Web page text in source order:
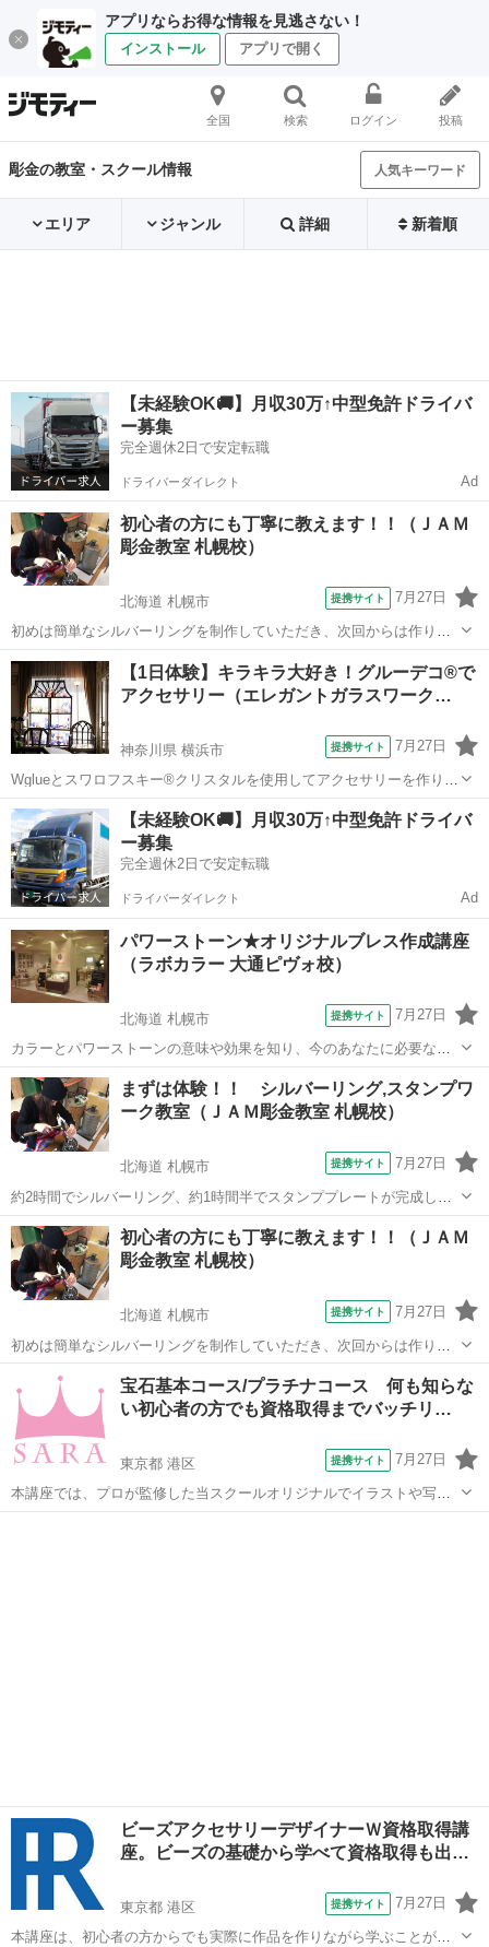
アプリならお得な情報を見逃さない！
インストール アプリで開く
全国 検索 ログイン 投稿
彫金の教室・スクール情報 人気キーワード
エリア ジャンル 詳細 新着順
【未経験OK🚚】月収30万↑中型免許ドライバ
ー募集
完全週休2日で安定転職
ドライバーダイレクト Ad
初心者の方にも丁寧に教えます！！（ＪＡＭ
彫金教室 札幌校）
北海道 札幌市 提携サイト 7月27日
初めは簡単なシルバーリングを制作していただき、次回からは作りた
いジュエリーを制作して頂きます。 自宅で使わなくなったジュエリー
をリメイクしたり、物創りの楽しさを体験してみてください。
北海道 札幌市 彫金
【1日体験】キラキラ大好き！グルーデコ®で
アクセサリー（エレガントガラスワーク…
神奈川県 横浜市 提携サイト 7月27日
Wglueとスワロフスキー®クリスタルを使用してアクセサリーを作りま
す。
神奈川 横浜市 彫金
【未経験OK🚚】月収30万↑中型免許ドライバ
ー募集
完全週休2日で安定転職
ドライバーダイレクト Ad
パワーストーン★オリジナルブレス作成講座
（ラボカラー 大通ピヴォ校）
北海道 札幌市 提携サイト 7月27日
カラーとパワーストーンの意味や効果を知り、今のあなたに必要なパ
ワーストーンでオリジナルブレスを作成します。 仕事・恋愛・金運
UP…天然石のもつエネルギーがあなたの運勢を好転させてくれま
す！！ カラーセラピストの方の、プラ...
北海道 札幌市 彫金
まずは体験！！ シルバーリング,スタンプワ
ーク教室（ＪＡＭ彫金教室 札幌校）
北海道 札幌市 提携サイト 7月27日
約2時間でシルバーリング、約1時間半でスタンププレートが完成しま
す！ 10：00～20：00までお好きな時間にご予約！ 親しみやすい教室
です。
北海道 札幌市 彫金
初心者の方にも丁寧に教えます！！（ＪＡＭ
彫金教室 札幌校）
北海道 札幌市 提携サイト 7月27日
初めは簡単なシルバーリングを制作していただき、次回からは作りた
いジュエリーを制作して頂きます。 自宅で使わなくなったジュエリー
をリメイクしたり、物創りの楽しさを体験してみてください。
北海道 札幌市 彫金
宝石基本コース/プラチナコース 何も知らな
い初心者の方でも資格取得までバッチリ…
東京都 港区 提携サイト 7月27日
本講座では、プロが監修した当スクールオリジナルでイラストや写真
も添えた分かりやすいテキスト使用しています。 そのため、全く知識
ビーズアクセサリーデザイナーＷ資格取得講
座。ビーズの基礎から学べて資格取得も出…
東京都 港区 提携サイト 7月27日
本講座は、初心者の方からでも実際に作品を作りながら学ぶことがで